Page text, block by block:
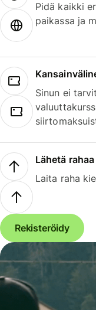
Pidä kaikki
paikassa ja
Sinun ei
Lähetä
Laita raha
Rekisteröidy